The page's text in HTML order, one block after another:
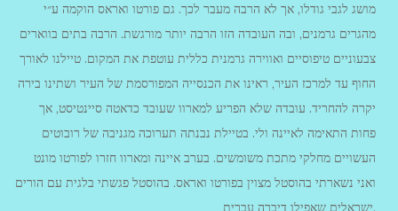
מושג לגבי גודלו, אך לא הרבה מעבר לכך. גם פורטו ואראס הוקמה ע״י
מהגרים גרמנים, ובה העובדה הזו הרבה יותר מורגשת. הרבה בתים בווארים
צבעוניים טיפוסיים ואווירה גרמנית כללית עוטפת את המקום. טיילנו לאורך
החוף עד למרכז העיר, ראינו את הכנסייה המפורסמת של העיר ושתינו בירה
יקרה להחריד. עובדה שלא הפריע למארוו שעובד כדאטה סיינטיסט, אך
פחות התאימה לאיינה ולי. בטיילת נבנתה תערוכה מגניבה של רובוטים
העשויים מחלקי מתכת משומשים. בערב איינה ומארוו חזרו לפורטו מונט
ואני נשארתי בהוסטל מצוין בפורטו ואראס. בהוסטל פגשתי בלגית עם הורים
ישראלים שאפילו דיברה עברית.